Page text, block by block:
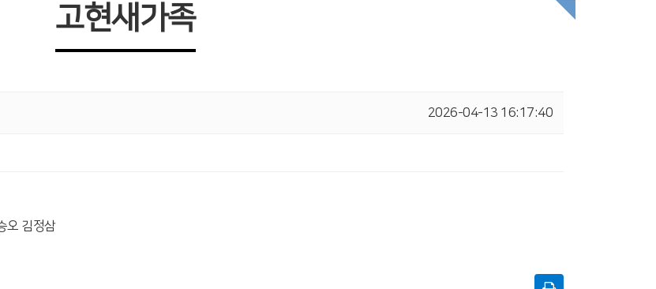
고현새가족
2026-04-13 16:17:40
오 김정삼